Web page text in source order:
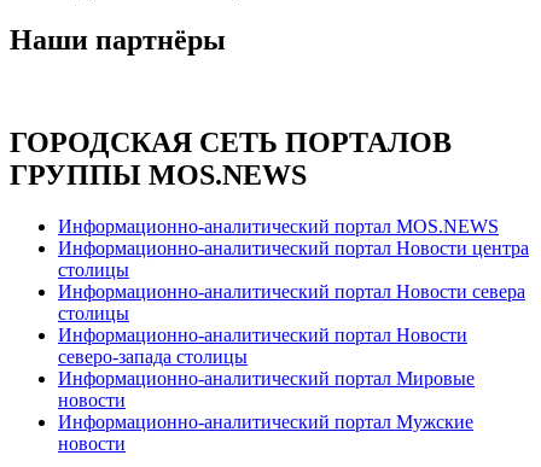
Наши партнёры
ГОРОДСКАЯ СЕТЬ ПОРТАЛОВ
ГРУППЫ MOS.NEWS
Информационно-аналитический портал MOS.NEWS
Информационно-аналитический портал Новости центра
столицы
Информационно-аналитический портал Новости севера
столицы
Информационно-аналитический портал Новости
северо-запада столицы
Информационно-аналитический портал Мировые
новости
Информационно-аналитический портал Мужские
новости